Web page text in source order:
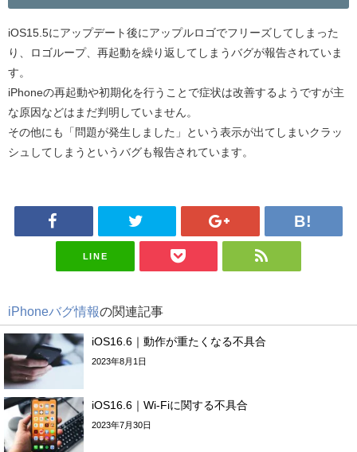
iOS15.5にアップデート後にアップルロゴでフリーズしてしまった
り、ロゴループ、再起動を繰り返してしまうバグが報告されていま
す。
iPhoneの再起動や初期化を行うことで症状は改善するようですが主
な原因などはまだ判明していません。
その他にも「問題が発生しました」という表示が出てしまいクラッ
シュしてしまうというバグも報告されています。
LINE
iPhoneバグ情報の関連記事
iOS16.6｜動作が重たくなる不具合
2023年8月1日
iOS16.6｜Wi-Fiに関する不具合
2023年7月30日